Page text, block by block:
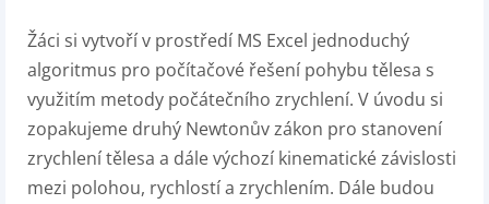
Žáci si vytvoří v prostředí MS Excel jednoduchý
algoritmus pro počítačové řešení pohybu tělesa s
využitím metody počátečního zrychlení. V úvodu si
zopakujeme druhý Newtonův zákon pro stanovení
zrychlení tělesa a dále výchozí kinematické závislosti
mezi polohou, rychlostí a zrychlením. Dále budou